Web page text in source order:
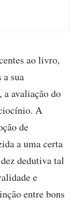
ao livro,
a sua
a avaliação do
A
de
a uma certa
dedutiva tal
e
entre bons